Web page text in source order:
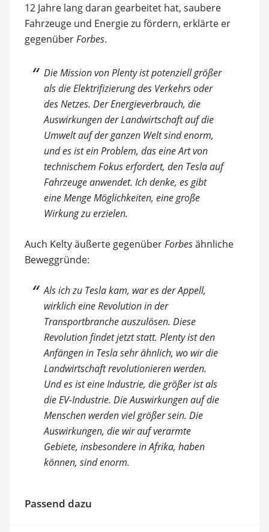
12 Jahre lang daran gearbeitet hat, saubere
Fahrzeuge und Energie zu fördern, erklärte er
gegenüberForbes.
Die Mission von Plenty ist potenziell größer
als die Elektrifizierung des Verkehrs oder
des Netzes. Der Energieverbrauch, die
Auswirkungen der Landwirtschaft auf die
Umwelt auf der ganzen Welt sind enorm,
und es ist ein Problem, das eine Art von
technischem Fokus erfordert, den Tesla auf
Fahrzeuge anwendet. Ich denke, es gibt
eine Menge Möglichkeiten, eine große
Wirkung zu erzielen.
Auch Kelty äußerte gegenüberForbesähnliche
Beweggründe:
Als ich zu Tesla kam, war es der Appell,
wirklich eine Revolution in der
Transportbranche auszulösen. Diese
Revolution findet jetzt statt. Plenty ist den
Anfängen in Tesla sehr ähnlich, wo wir die
Landwirtschaft revolutionieren werden.
Und es ist eine Industrie, die größer ist als
die EV-Industrie. Die Auswirkungen auf die
Menschen werden viel größer sein. Die
Auswirkungen, die wir auf verarmte
Gebiete, insbesondere in Afrika, haben
können, sind enorm.
Passend dazu